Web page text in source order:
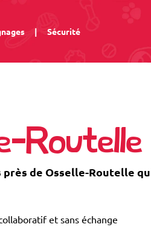
| Sécurité
Routelle
près de Osselle-Routelle
et sans échange